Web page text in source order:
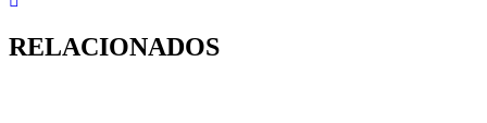
RELACIONADOS